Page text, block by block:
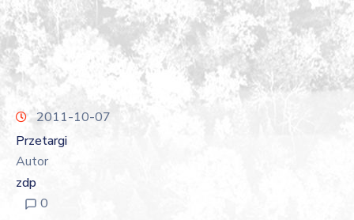
2011-10-07
Przetargi
Autor
zdp
0